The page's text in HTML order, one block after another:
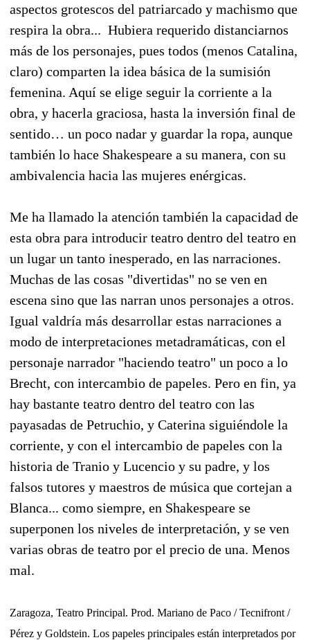
aspectos grotescos del patriarcado y machismo que
respira la obra... Hubiera requerido distanciarnos
más de los personajes, pues todos (menos Catalina,
claro) comparten la idea básica de la sumisión
femenina. Aquí se elige seguir la corriente a la
obra, y hacerla graciosa, hasta la inversión final de
sentido… un poco nadar y guardar la ropa, aunque
también lo hace Shakespeare a su manera, con su
ambivalencia hacia las mujeres enérgicas.
Me ha llamado la atención también la capacidad de
esta obra para introducir teatro dentro del teatro en
un lugar un tanto inesperado, en las narraciones.
Muchas de las cosas "divertidas" no se ven en
escena sino que las narran unos personajes a otros.
Igual valdría más desarrollar estas narraciones a
modo de interpretaciones metadramáticas, con el
personaje narrador "haciendo teatro" un poco a lo
Brecht, con intercambio de papeles. Pero en fin, ya
hay bastante teatro dentro del teatro con las
payasadas de Petruchio, y Caterina siguiéndole la
corriente, y con el intercambio de papeles con la
historia de Tranio y Lucencio y su padre, y los
falsos tutores y maestros de música que cortejan a
Blanca... como siempre, en Shakespeare se
superponen los niveles de interpretación, y se ven
varias obras de teatro por el precio de una. Menos
mal.
Zaragoza, Teatro Principal. Prod. Mariano de Paco / Tecnifront /
Pérez y Goldstein. Los papeles principales están interpretados por